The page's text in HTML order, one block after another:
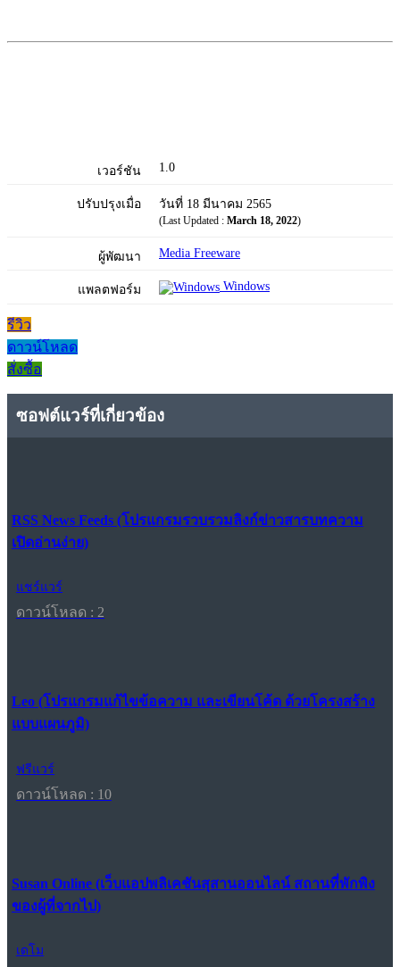
เวอร์ชัน 1.0
ปรับปรุงเมื่อ วันที่ 18 มีนาคม 2565
(Last Updated : March 18, 2022)
ผู้พัฒนา Media Freeware
แพลตฟอร์ม Windows
รีวิว
ดาวน์โหลด
สั่งซื้อ
ซอฟต์แวร์ที่เกี่ยวข้อง
RSS News Feeds (โปรแกรมรวบรวมลิงก์ข่าวสารบทความ
เปิดอ่านง่าย)
แชร์แวร์
ดาวน์โหลด : 2
Leo (โปรแกรมแก้ไขข้อความ และเขียนโค้ด ด้วยโครงสร้าง
แบบแผนภูมิ)
ฟรีแวร์
ดาวน์โหลด : 10
Susan Online (เว็บแอปพลิเคชันสุสานออนไลน์ สถานที่พักพิง
ของผู้ที่จากไป)
เดโม